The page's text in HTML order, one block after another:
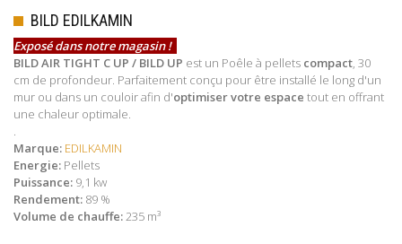
BILD EDILKAMIN
Exposé dans notre magasin !
BILD AIR TIGHT C UP / BILD UP est un Poêle à pellets compact, 30
cm de profondeur. Parfaitement conçu pour être installé le long d'un
mur ou dans un couloir afin d'optimiser votre espace tout en offrant
une chaleur optimale.
.
Marque: EDILKAMIN
Energie: Pellets
Puissance: 9,1 kw
Rendement: 89 %
Volume de chauffe:235 m³